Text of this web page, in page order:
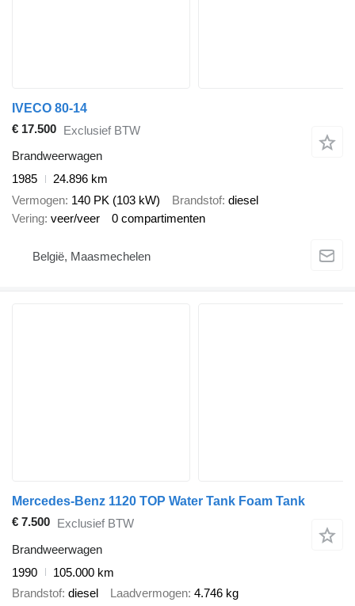
IVECO 80-14
€ 17.500 Exclusief BTW
Brandweerwagen
1985
24.896 km
Vermogen 140 PK (103 kW) Brandstof diesel
Vering veer/veer 0 compartimenten
België, Maasmechelen
Mercedes-Benz 1120 TOP Water Tank Foam Tank
€ 7.500 Exclusief BTW
Brandweerwagen
1990
105.000 km
Brandstof diesel Laadvermogen 4.746 kg